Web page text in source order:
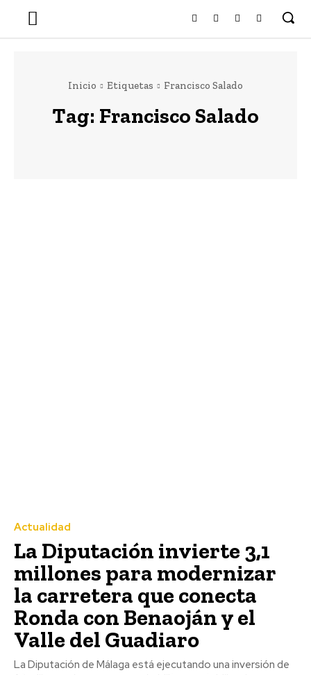
Inicio Etiquetas Francisco Salado
Tag: Francisco Salado
Actualidad
La Diputación invierte 3,1
millones para modernizar
la carretera que conecta
Ronda con Benaoján y el
Valle del Guadiaro
La Diputación de Málaga está ejecutando una inversión de